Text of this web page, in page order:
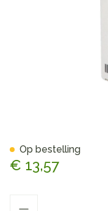
€ 13,57
Op bestelling